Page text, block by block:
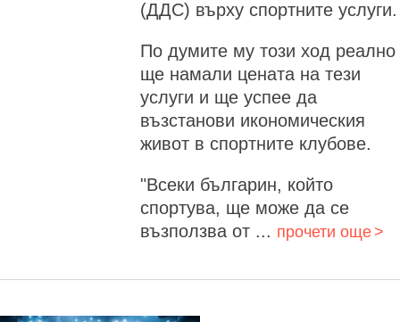
(ДДС) върху спортните услуги.
По думите му този ход реално
ще намали цената на тези
услуги и ще успее да
възстанови икономическия
живот в спортните клубове.
"Всеки българин, който
спортува, ще може да се
възползва от ... прочети още